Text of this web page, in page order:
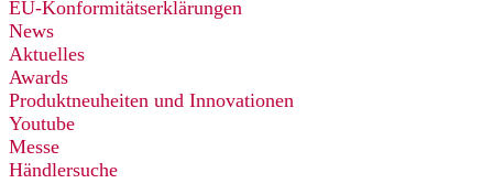
EU-Konformitätserklärungen
News
Aktuelles
Awards
Produktneuheiten und Innovationen
Youtube
Messe
Händlersuche